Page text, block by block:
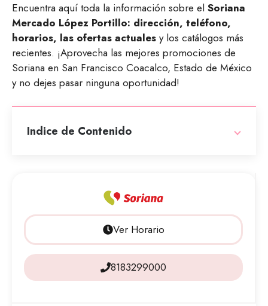
Encuentra aquí toda la información sobre el Soriana
Mercado López Portillo: dirección, teléfono,
horarios, las ofertas actuales y los catálogos más
recientes. ¡Aprovecha las mejores promociones de
Soriana en San Francisco Coacalco, Estado de México
y no dejes pasar ninguna oportunidad!
Indice de Contenido
Ver Horario
8183299000